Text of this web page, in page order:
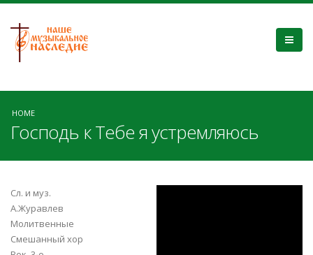
HOME
Господь к Тебе я устремляюсь
Сл. и муз.
А.Журавлев
Молитвенные
Смешанный хор